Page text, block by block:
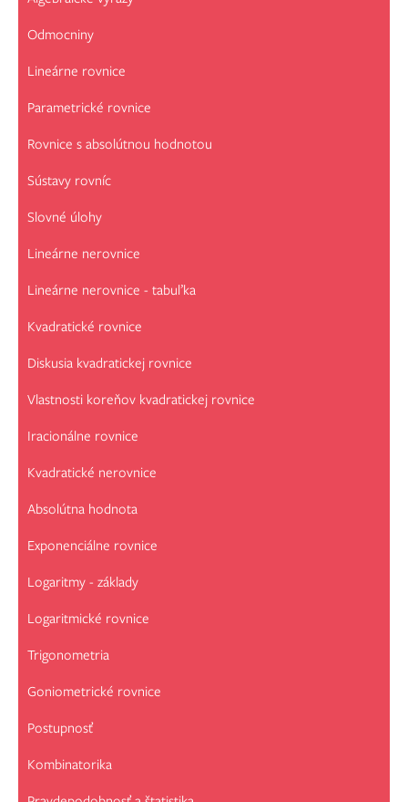
Odmocniny
Lineárne rovnice
Parametrické rovnice
Rovnice s absolútnou hodnotou
Sústavy rovníc
Slovné úlohy
Lineárne nerovnice
Lineárne nerovnice - tabuľka
Kvadratické rovnice
Diskusia kvadratickej rovnice
Vlastnosti koreňov kvadratickej rovnice
Iracionálne rovnice
Kvadratické nerovnice
Absolútna hodnota
Exponenciálne rovnice
Logaritmy - základy
Logaritmické rovnice
Trigonometria
Goniometrické rovnice
Postupnosť
Kombinatorika